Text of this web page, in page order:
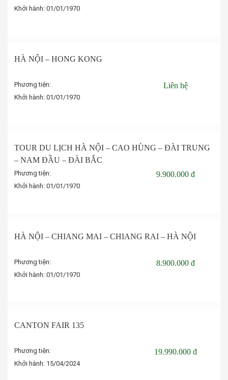
Khởi hành: 01/01/1970
HÀ NỘI – HONG KONG
Phương tiện:
Khởi hành: 01/01/1970
Liên hệ
TOUR DU LỊCH HÀ NỘI – CAO HÙNG – ĐÀI TRUNG
– NAM ĐẦU – ĐÀI BẮC
Phương tiện:
Khởi hành: 01/01/1970
9.900.000 đ
HÀ NỘI – CHIANG MAI – CHIANG RAI – HÀ NỘI
Phương tiện:
Khởi hành: 01/01/1970
8.900.000 đ
CANTON FAIR 135
Phương tiện:
Khởi hành: 15/04/2024
19.990.000 đ